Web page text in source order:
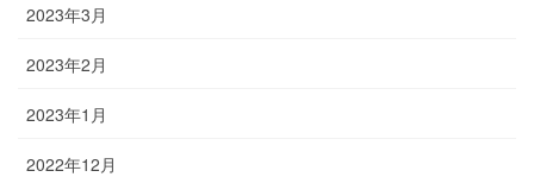
2023年3月
2023年2月
2023年1月
2022年12月